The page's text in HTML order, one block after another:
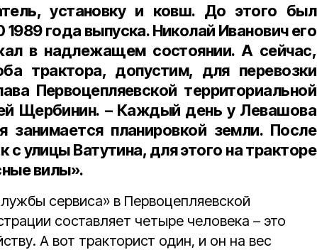
установку и ковш. До этого был
года выпуска. Николай Иванович его
в надлежащем состоянии. А сейчас,
трактора, допустим, для перевозки
Первоцепляевской территориальной
Щербинин. – Каждый день у Левашова
занимается планировкой земли. После
улицы Ватутина, для этого на тракторе
вилы».
сервиса» в Первоцепляевской
составляет четыре человека – это
А вот тракторист один, и он на вес